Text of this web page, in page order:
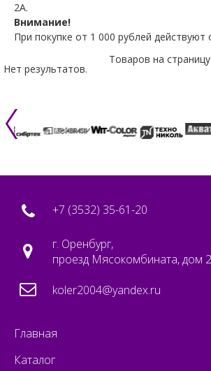
2А.
Внимание!
При покупке от 1 000 рублей действуют
Товаров на
Нет результатов.
+7 (3532) 35-61-20
г. Оренбург,
проезд Мясокомбината, дом
koler2004@yandex.ru
Главная
Каталог